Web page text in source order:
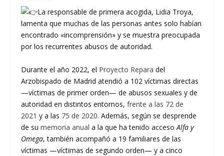
La responsable de primera acogida, Lidia Troya,
lamenta que muchas de las personas antes solo habían
encontrado «incomprensión» y se muestra preocupada
por los recurrentes abusos de autoridad.
Durante el año 2022, el Proyecto Repara del
Arzobispado de Madrid atendió a 102 víctimas directas
—víctimas de primer orden— de abusos sexuales y de
autoridad en distintos entornos,frente a las 72 de
2021 y a las 75 de 2020. Además, según se desprende
de sumemoria anual a la que ha tenido accesoAlfa y
Omega, también acompañó a 19 familiares de las
víctimas —víctimas de segundo orden— y a cinco